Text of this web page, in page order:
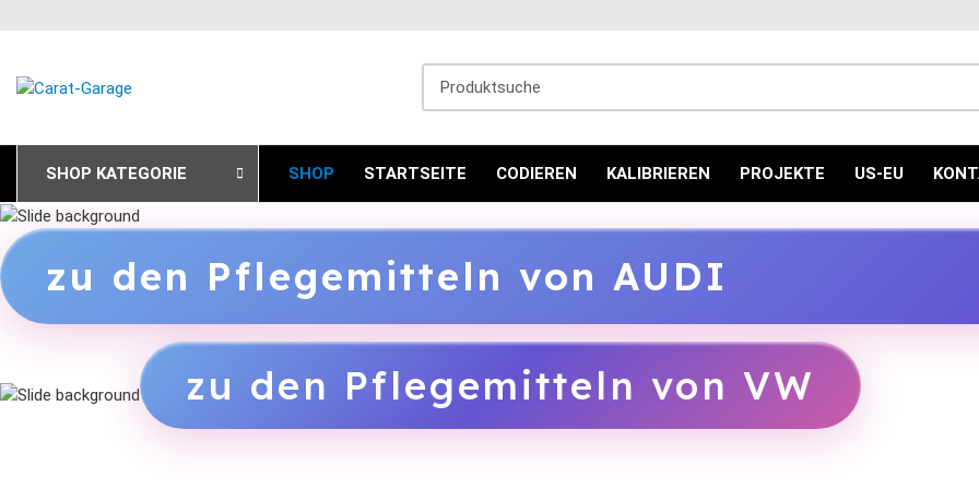
SHOP KATEGORIE SHOP STARTSEITE CODIEREN KALIBRIEREN PROJEKTE US-EU
zu den Pflegemitteln von AUDI
zu den Pflegemitteln von VW